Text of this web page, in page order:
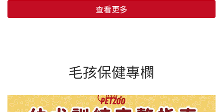
查看更多
毛孩保健專欄